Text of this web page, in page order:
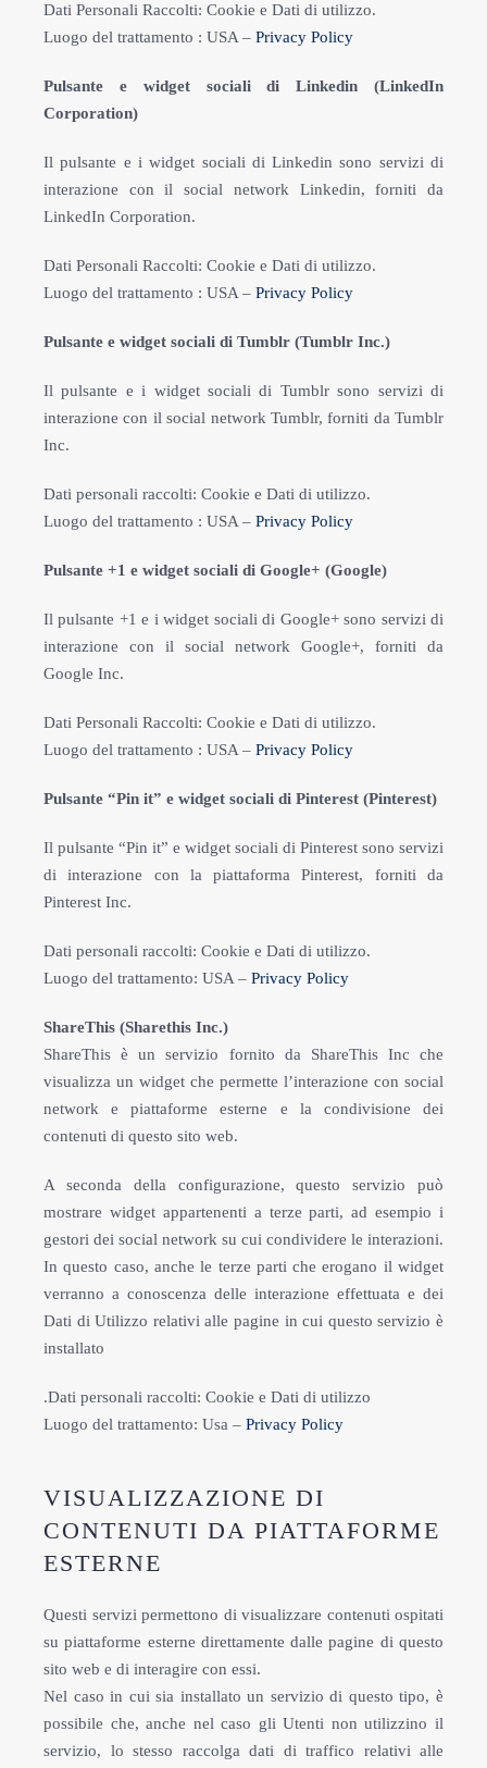
Dati Personali Raccolti: Cookie e Dati di utilizzo.
Luogo del trattamento : USA – Privacy Policy
Pulsante e widget sociali di Linkedin (LinkedIn
Corporation)
Il pulsante e i widget sociali di Linkedin sono servizi di
interazione con il social network Linkedin, forniti da
LinkedIn Corporation.
Dati Personali Raccolti: Cookie e Dati di utilizzo.
Luogo del trattamento : USA – Privacy Policy
Pulsante e widget sociali di Tumblr (Tumblr Inc.)
Il pulsante e i widget sociali di Tumblr sono servizi di
interazione con il social network Tumblr, forniti da Tumblr
Inc.
Dati personali raccolti: Cookie e Dati di utilizzo.
Luogo del trattamento : USA – Privacy Policy
Pulsante +1 e widget sociali di Google+ (Google)
Il pulsante +1 e i widget sociali di Google+ sono servizi di
interazione con il social network Google+, forniti da
Google Inc.
Dati Personali Raccolti: Cookie e Dati di utilizzo.
Luogo del trattamento : USA – Privacy Policy
Pulsante “Pin it” e widget sociali di Pinterest (Pinterest)
Il pulsante “Pin it” e widget sociali di Pinterest sono servizi
di interazione con la piattaforma Pinterest, forniti da
Pinterest Inc.
Dati personali raccolti: Cookie e Dati di utilizzo.
Luogo del trattamento: USA – Privacy Policy
ShareThis (Sharethis Inc.)
ShareThis è un servizio fornito da ShareThis Inc che
visualizza un widget che permette l’interazione con social
network e piattaforme esterne e la condivisione dei
contenuti di questo sito web.
A seconda della configurazione, questo servizio può
mostrare widget appartenenti a terze parti, ad esempio i
gestori dei social network su cui condividere le interazioni.
In questo caso, anche le terze parti che erogano il widget
verranno a conoscenza delle interazione effettuata e dei
Dati di Utilizzo relativi alle pagine in cui questo servizio è
installato
.Dati personali raccolti: Cookie e Dati di utilizzo
Luogo del trattamento: Usa – Privacy Policy
VISUALIZZAZIONE DI
CONTENUTI DA PIATTAFORME
ESTERNE
Questi servizi permettono di visualizzare contenuti ospitati
su piattaforme esterne direttamente dalle pagine di questo
sito web e di interagire con essi.
Nel caso in cui sia installato un servizio di questo tipo, è
possibile che, anche nel caso gli Utenti non utilizzino il
servizio, lo stesso raccolga dati di traffico relativi alle